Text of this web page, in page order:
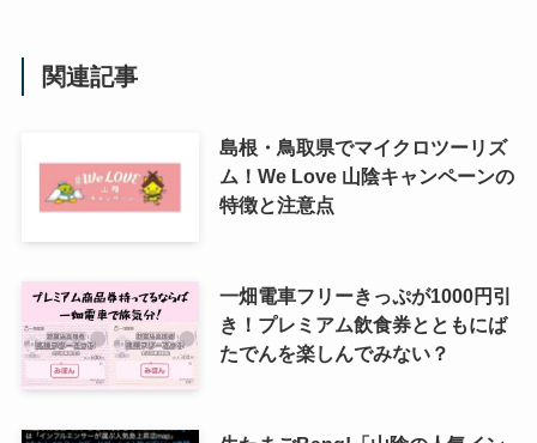
関連記事
島根・鳥取県でマイクロツーリズ
ム！We Love 山陰キャンペーンの
特徴と注意点
一畑電車フリーきっぷが1000円引
き！プレミアム飲食券とともにば
たでんを楽しんでみない？